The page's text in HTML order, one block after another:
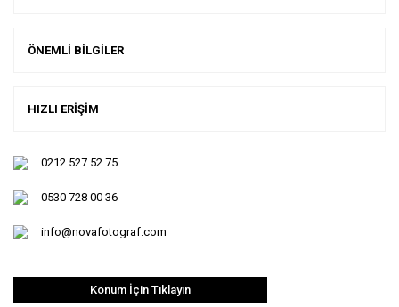
ÖNEMLİ BİLGİLER
HIZLI ERİŞİM
0212 527 52 75
0530 728 00 36
info@novafotograf.com
Konum İçin Tıklayın